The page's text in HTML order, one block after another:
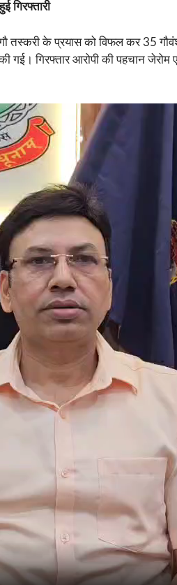
गिरफ्तारी
के प्रयास को विफल कर 35
गई। गिरफ्तार आरोपी की पहचान